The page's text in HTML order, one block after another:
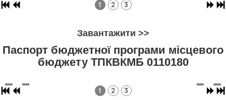
1 2 3
Завантажити >>
Паспорт бюджетної програми місцевого
бюджету ТПКВКМБ 0110180
1 2 3